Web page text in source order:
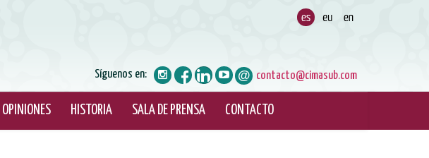
contacto@cimasub.com
Síguenos en:
OPINIONES HISTORIA SALA DE PRENSA CONTACTO